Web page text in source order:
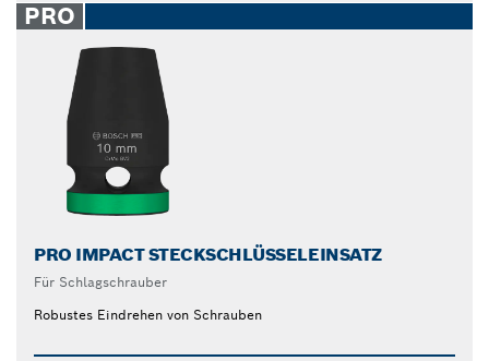
PRO
PRO IMPACT STECKSCHLÜSSELEINSATZ
Für Schlagschrauber
Robustes Eindrehen von Schrauben